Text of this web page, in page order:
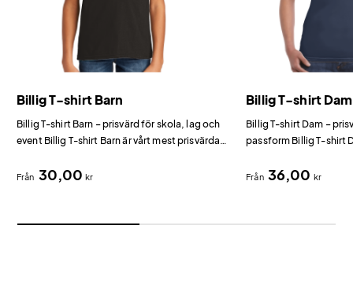
Billig T-shirt Barn
Billig T-shirt Barn – prisvärd för skola, lag och
event Billig T-shirt Barn är vårt mest prisvärda
Från 30,00kr
Billig T-shirt Dam
Billig T-shirt Dam –
passform Billig T-shirt
tryck.
Från 36,00 kr